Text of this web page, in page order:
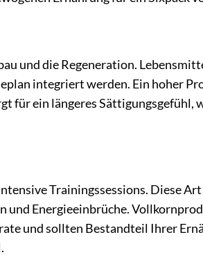
und die Regeneration.
integriert werden. Ein hoher
für ein längeres Sättigungsgefühl,
Trainingssessions. Diese
Energieeinbrüche.
und sollten Bestandteil Ihrer